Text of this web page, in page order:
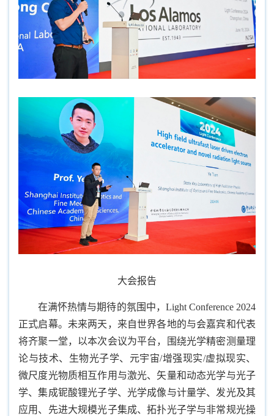
大会报告
在满怀热情与期待的氛围中，Light Conference 2024
正式启幕。未来两天，来自世界各地的与会嘉宾和代表
将齐聚一堂，以本次会议为平台，围绕光学精密测量理
论与技术、生物光子学、元宇宙/增强现实/虚拟现实、
微尺度光物质相互作用与激光、矢量和动态光学与光子
学、集成铌酸锂光子学、光学成像与计量学、发光及其
应用、先进大规模光子集成、拓扑光子学与非常规光操